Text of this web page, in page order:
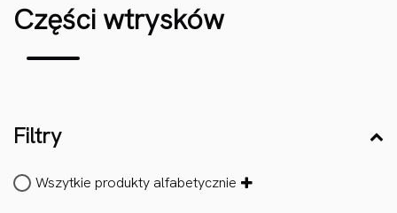
Części wtrysków
Filtry
Wszytkie produkty alfabetycznie